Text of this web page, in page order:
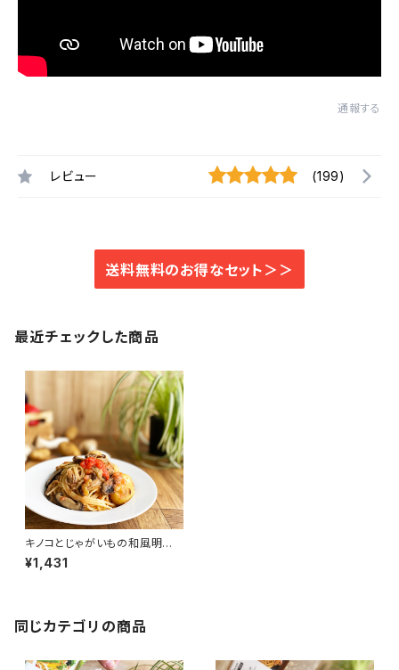
通報する
レビュー (199)
送料無料のお得なセット＞＞
最近チェックした商品
キノコとじゃがいもの和風明太
子パスタソース
¥1,431
同じカテゴリの商品